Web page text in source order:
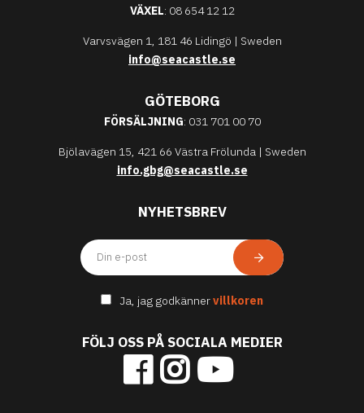
VÄXEL: 08 654 12 12
Varvsvägen 1, 181 46 Lidingö | Sweden
info@seacastle.se
GÖTEBORG
FÖRSÄLJNING: 031 701 00 70
Bjölavägen 15, 421 66 Västra Frölunda | Sweden
info.gbg@seacastle.se
NYHETSBREV
Ja, jag godkännervillkoren
FÖLJ OSS PÅ SOCIALA MEDIER